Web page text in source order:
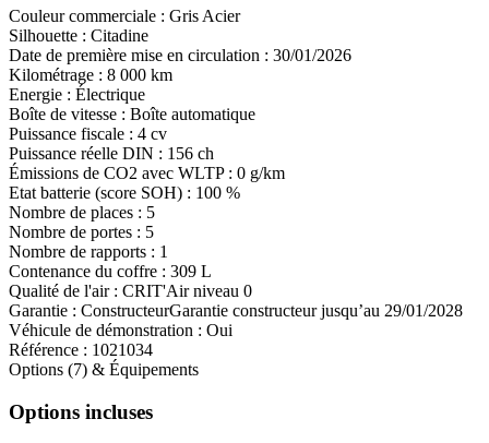
Couleur commerciale : Gris Acier
Silhouette : Citadine
Date de première mise en circulation : 30/01/2026
Kilométrage : 8 000 km
Energie : Électrique
Boîte de vitesse : Boîte automatique
Puissance fiscale : 4 cv
Puissance réelle DIN : 156 ch
Émissions de CO2 avec WLTP : 0 g/km
Etat batterie (score SOH) : 100 %
Nombre de places : 5
Nombre de portes : 5
Nombre de rapports : 1
Contenance du coffre : 309 L
Qualité de l'air : CRIT'Air niveau 0
Garantie : ConstructeurGarantie constructeur jusqu’au 29/01/2028
Véhicule de démonstration : Oui
Référence : 1021034
Options (7) & Équipements
Options incluses